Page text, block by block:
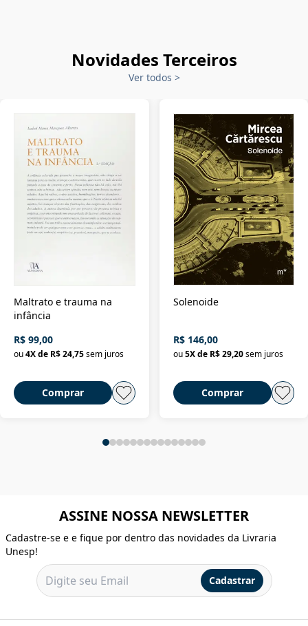
Novidades Terceiros
Ver todos >
Maltrato e trauma na
infância
R$ 99,00
ou4X de R$ 24,75sem juros
Comprar
Solenoide
R$ 146,00
ou 5X de R$ 29,20 sem juros
Comprar
ASSINE NOSSA NEWSLETTER
Cadastre-se e e fique por dentro das novidades da Livraria
Unesp!
Cadastrar